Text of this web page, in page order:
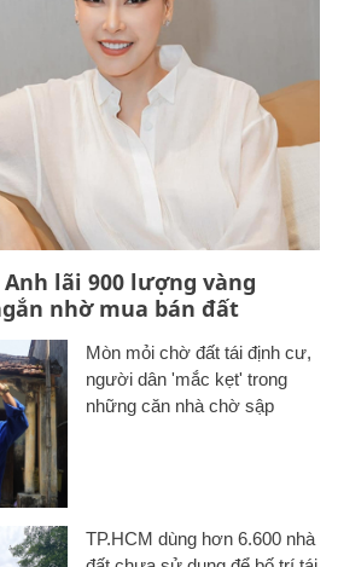
lãi 900 lượng vàng
nhờ mua bán đất
Mòn mỏi chờ đất tái định cư,
người dân 'mắc kẹt' trong
những căn nhà chờ sập
TP.HCM dùng hơn 6.600 nhà